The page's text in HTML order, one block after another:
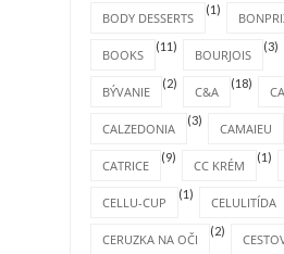
BODY DESSERTS
(1)
BOOKS
(11)
BOURJOIS
(3)
BÝVANIE
(2)
C&A
(18)
CALZEDONIA
(3)
CAMAIEU
CATRICE
(9)
CC KRÉM
(1)
CELLU-CUP
(1)
CELULITÍDA
CERUZKA NA OČI
(2)